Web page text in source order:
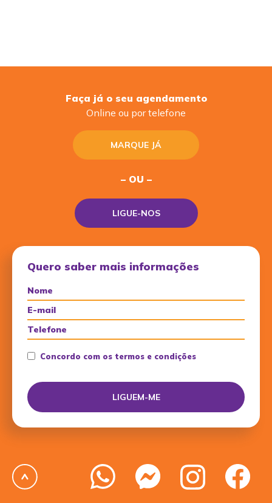
Faça já o seu agendamento
Online ou por telefone
MARQUE JÁ
– OU –
LIGUE-NOS
Quero saber mais informações
Concordo com os termos e condições